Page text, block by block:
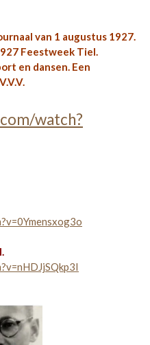
van 1 augustus 1927.
Feestweek Tiel.
en dansen. Een
watch?